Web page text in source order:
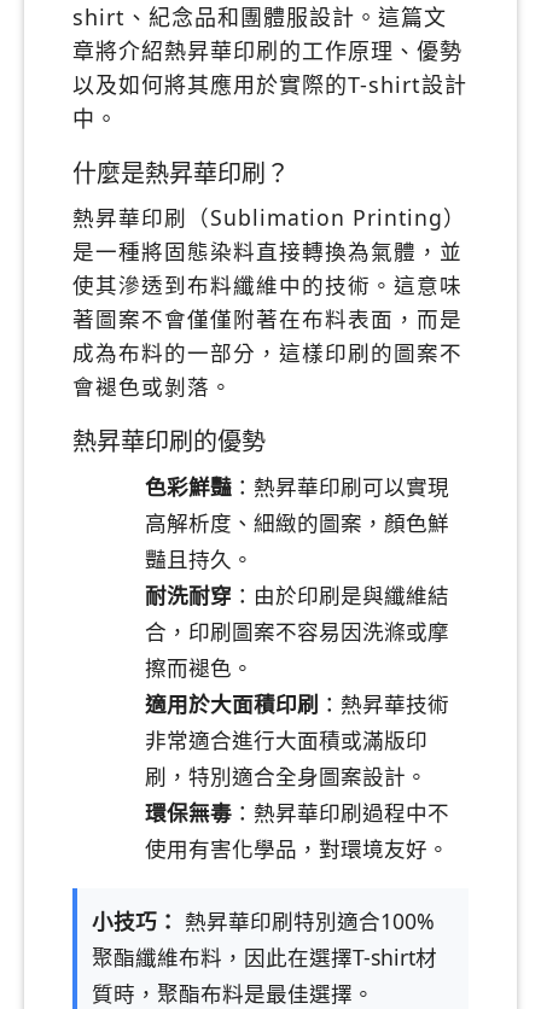
shirt、紀念品和團體服設計。這篇文
章將介紹熱昇華印刷的工作原理、優勢
以及如何將其應用於實際的T-shirt設計
中。
什麼是熱昇華印刷？
熱昇華印刷（Sublimation Printing）
是一種將固態染料直接轉換為氣體，並
使其滲透到布料纖維中的技術。這意味
著圖案不會僅僅附著在布料表面，而是
成為布料的一部分，這樣印刷的圖案不
會褪色或剝落。
熱昇華印刷的優勢
色彩鮮豔 ：熱昇華印刷可以實現
高解析度、細緻的圖案，顏色鮮
豔且持久。
耐洗耐穿 ：由於印刷是與纖維結
合，印刷圖案不容易因洗滌或摩
擦而褪色。
適用於大面積印刷 ：熱昇華技術
非常適合進行大面積或滿版印
刷，特別適合全身圖案設計。
環保無毒 ：熱昇華印刷過程中不
使用有害化學品，對環境友好。
小技巧： 熱昇華印刷特別適合100%
聚酯纖維布料，因此在選擇T-shirt材
質時，聚酯布料是最佳選擇。